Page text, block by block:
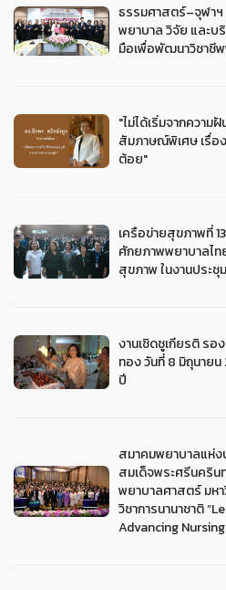
ธรรมศาสตร์–จุฬา
พยาบาล วิจัย และบ
มือเพื่อพัฒนาวิชาชี
"ไม่ได้เริ่มจากความ
สัมภาษณ์พิเศษ เรื่อ
ต้อย"
เครือข่ายสุขภาพที่
ศักยภาพพยาบาลไ
สุขภาพ ในงานประชุ
งานเชิดชูเกียรติ ร
ทอง วันที่ 8 มิถุนาย
ปี
สมาคมพยาบาลแห่ง
สมเด็จพระศรีนคริ
พยาบาลศาสตร์ มห
วิชาการนานาชาติ
Advancing